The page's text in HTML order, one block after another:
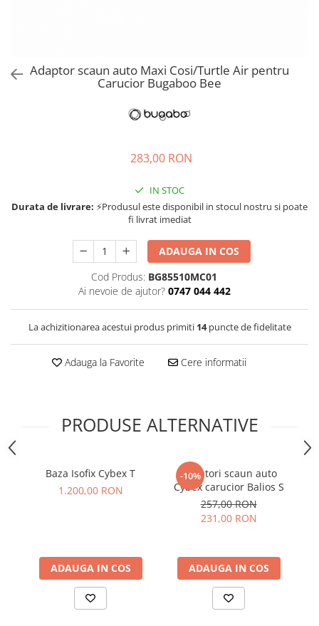
Jucarii electronice
Adaptor scaun auto Maxi Cosi/Turtle Air pentru
Carucior Bugaboo Bee
283,00 RON
IN STOC
Durata de livrare: ⚡Produsul este disponibil in stocul nostru si poate
fi livrat imediat
ADAUGA IN COS
Cod Produs: BG85510MC01
Ai nevoie de ajutor? 0747 044 442
La achizitionarea acestui produs primiti 14puncte de fidelitate
Adauga la Favorite Cere informatii
PRODUSE ALTERNATIVE
Baza Isofix Cybex T
1.200,00 RON
ADAUGA IN COS
-10%
Adaptori scaun auto
Cybex carucior Balios S
257,00 RON
231,00 RON
ADAUGA IN COS